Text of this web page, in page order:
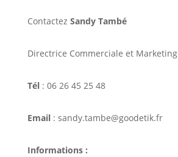
Contactez Sandy També
Directrice Commerciale et Marketing
Tél: 06 26 45 25 48
Email: sandy.tambe@goodetik.fr
Informations :